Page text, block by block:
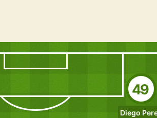
49
Diego